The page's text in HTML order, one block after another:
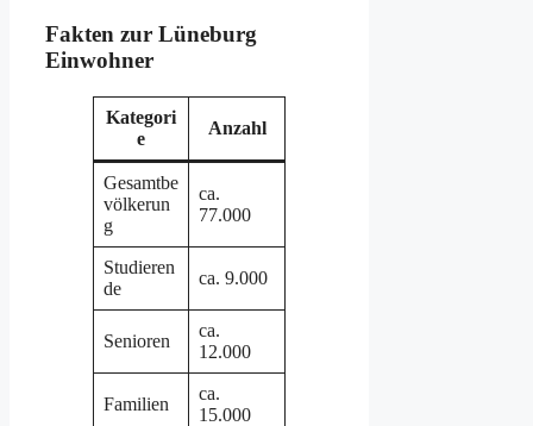
Fakten zur Lüneburg
Einwohner
Kategori
e
Anzahl
Gesamtbe
völkerun
g
ca.
77.000
Studieren
de
ca. 9.000
Senioren
ca.
12.000
Familien
ca.
15.000